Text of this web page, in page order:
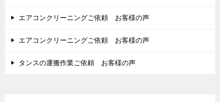
エアコンクリーニングご依頼 お客様の声
エアコンクリーニングご依頼 お客様の声
タンスの運搬作業ご依頼 お客様の声